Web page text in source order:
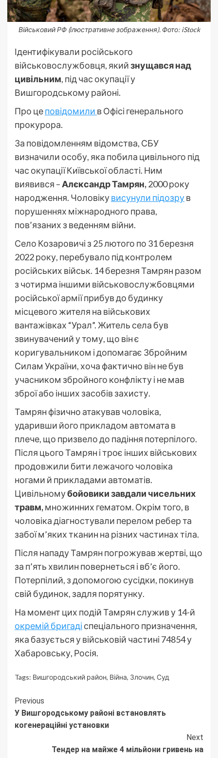
Військовий РФ (ілюстративне зображення). Фото: iStock
Ідентифікували російського
військовослужбовця, якийзнущався над
цивільним, під час окупації у
Вишгородському районі.
Про цеповідомили в Офісі генерального
прокурора.
За повідомленням відомства, СБУ
визначили особу, яка побила цивільного під
час окупації Київської області. Ним
виявився – Алєксандр Тамрян,2000 року
народження. Чоловікувисунули підозрув
порушеннях міжнародного права,
пов’язаних з веденням війни.
Село Козаровичі з 25 лютого по 31 березня
2022 року, перебувало під контролем
російських військ. 14 березня Тамрян разом
з чотирма іншими військовослужбовцями
російської армії прибув до будинку
місцевого жителя на військових
вантажівках “Урал”. Житель села був
звинувачений у тому, що він є
коригувальником і допомагає Збройним
Силам України, хоча фактично він не був
учасником збройного конфлікту і не мав
зброї або інших засобів захисту.
Тамрян фізично атакував чоловіка,
ударивши його прикладом автомата в
плече, що призвело до падіння потерпілого.
Після цього Тамрян і троє інших військових
продовжили бити лежачого чоловіка
ногами й прикладами автоматів.
Цивільномубойовики завдали чисельних
травм,множинних гематом. Окрім того, в
чоловіка діагностували перелом ребер та
забої м’яких тканин на різних частинах тіла.
Після нападу Тамрян погрожував жертві, що
за п’ять хвилин повернеться і вб’є його.
Потерпілий, з допомогою сусідки, покинув
свій будинок, задля порятунку.
На момент цих подій Тамрян служив у 14-й
окремій бригадіспеціального призначення,
яка базується у військовій частині 74854 у
Хабаровську, Росія.
Tags: Вишгородський район, Війна, Злочин, Суд
Continue
Reading
Previous
У Вишгородському районі встановлять
когенераційні установки
Next
Тендер на майже 4 мільйони гривень на